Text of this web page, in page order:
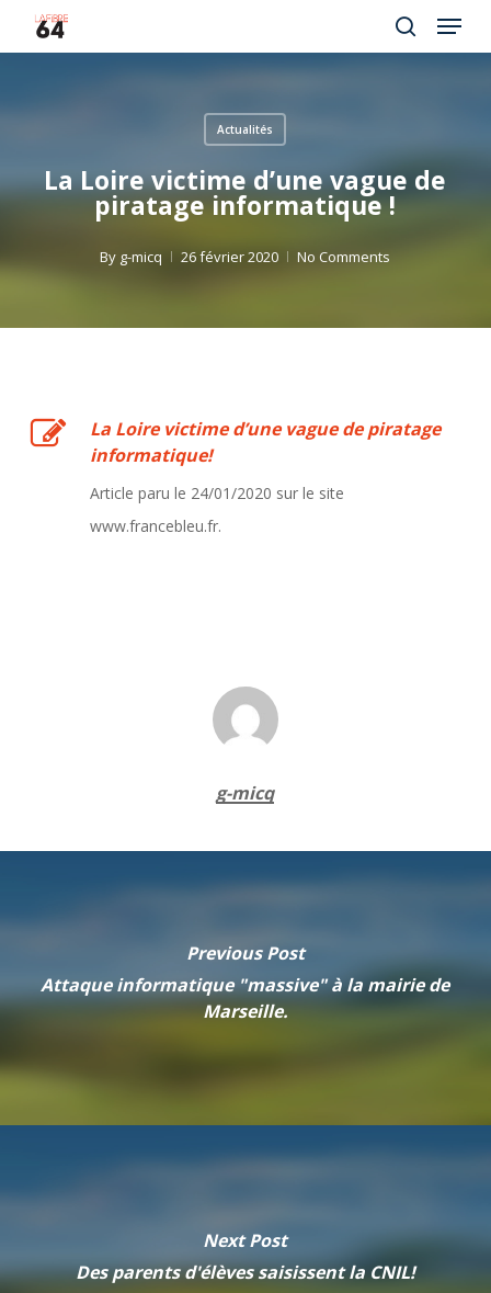
to
search
Menu
Actualités
La Loire victime d’une vague de
piratage informatique !
By g-micq 26 février 2020 No Comments
La Loire victime d’une vague de piratage
informatique!
Article paru le 24/01/2020 sur le site
www.francebleu.fr.
g-micq
Previous Post
Attaque informatique "massive" à la mairie de
Marseille.
Next Post
Des parents d'élèves saisissent la CNIL!